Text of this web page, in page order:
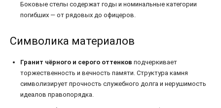
Боковые стелы содержат годы и номинальные категории
погибших — от рядовых до офицеров.
Символика материалов
Гранит чёрного и серого оттенков подчеркивает
торжественность и вечность памяти. Структура камня
символизирует прочность служебного долга и нерушимость
идеалов правопорядка.